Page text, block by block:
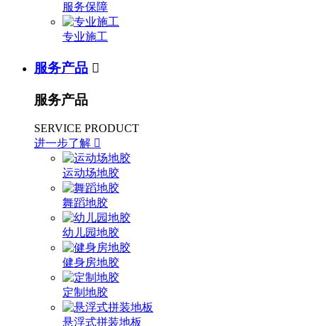
服务保障
专业施工
服务产品 
服务产品
SERVICE PRODUCT
进一步了解 
运动场地胶
舞蹈地胶
幼儿园地胶
健身房地胶
定制地胶
悬浮式拼装地板